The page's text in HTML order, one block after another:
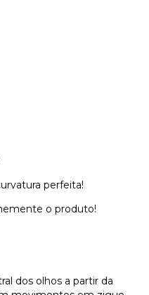
perfeita!
o produto!
dos olhos a partir da